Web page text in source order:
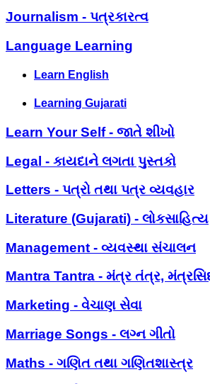
Journalism - પત્રકારત્વ
Language Learning
Learn English
Learning Gujarati
Learn Your Self - જાતે શીખો
Legal - કાયદાને લગતા પુસ્તકો
Letters - પત્રો તથા પત્ર વ્યવહાર
Literature (Gujarati) - લોકસાહિત્ય
Management - વ્યવસ્થા સંચાલન
Mantra Tantra - મંત્ર તંત્ર,
Marketing - વેચાણ સેવા
Marriage Songs - લગ્ન ગીતો
Maths - ગણિત તથા ગણિતશાસ્ત્ર